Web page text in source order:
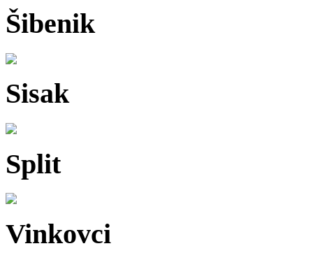
Šibenik
Sisak
Split
Vinkovci